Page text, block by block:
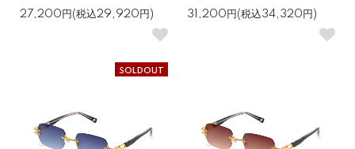
27,200円(税込29,920円)
31,200円(税込34,320円)
SOLDOUT